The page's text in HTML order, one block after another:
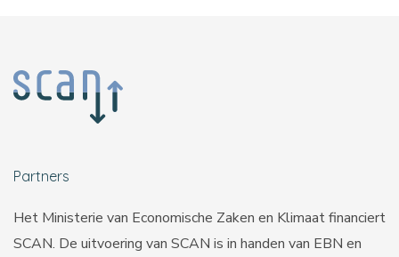
Partners
Het Ministerie van Economische Zaken en Klimaat financiert
SCAN. De uitvoering van SCAN is in handen van EBN en